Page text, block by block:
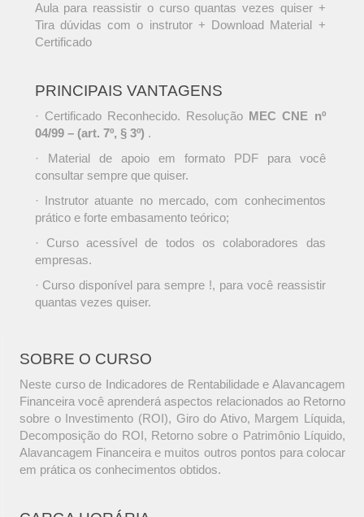
Aula para reassistir o curso quantas vezes quiser +
Tira dúvidas com o instrutor + Download Material +
Certificado
PRINCIPAIS VANTAGENS
· Certificado Reconhecido. Resolução MEC CNE nº
04/99 – (art. 7º, § 3º) .
· Material de apoio em formato PDF para você
consultar sempre que quiser.
· Instrutor atuante no mercado, com conhecimentos
prático e forte embasamento teórico;
· Curso acessível de todos os colaboradores das
empresas.
· Curso disponível para sempre !, para você reassistir
quantas vezes quiser.
SOBRE O CURSO
Neste curso de Indicadores de Rentabilidade e Alavancagem
Financeira você aprenderá aspectos relacionados ao Retorno
sobre o Investimento (ROI), Giro do Ativo, Margem Líquida,
Decomposição do ROI, Retorno sobre o Patrimônio Líquido,
Alavancagem Financeira e muitos outros pontos para colocar
em prática os conhecimentos obtidos.